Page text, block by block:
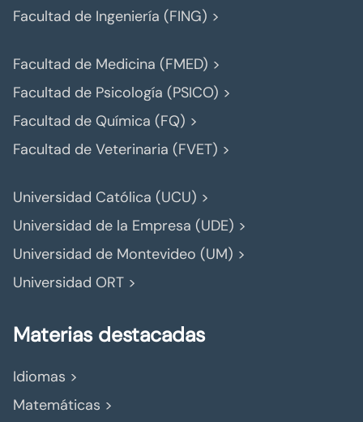
Facultad de Ingeniería (FING) >
Facultad de Medicina (FMED) >
Facultad de Psicología (PSICO) >
Facultad de Química (FQ) >
Facultad de Veterinaria (FVET) >
Universidad Católica (UCU) >
Universidad de la Empresa (UDE) >
Universidad de Montevideo (UM) >
Universidad ORT >
Materias destacadas
Idiomas >
Matemáticas >